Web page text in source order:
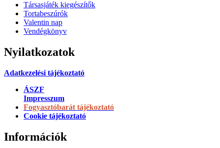
Társasjáték kiegészítők
Tortabeszúrók
Valentin nap
Vendégkönyv
Nyilatkozatok
Adatkezelési tájékoztató
ÁSZF
Impresszum
Fogyasztóbarát tájékoztató
Cookie tájékoztató
Információk